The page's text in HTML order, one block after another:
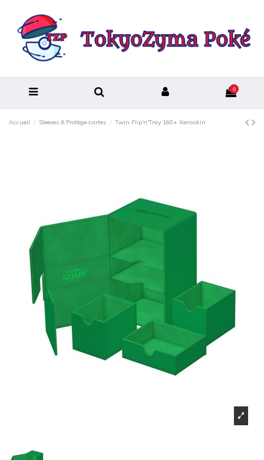
0
Accueil Sleeves & Protège-cartes Twin Flip'n'Tray 160+ Xenoskin